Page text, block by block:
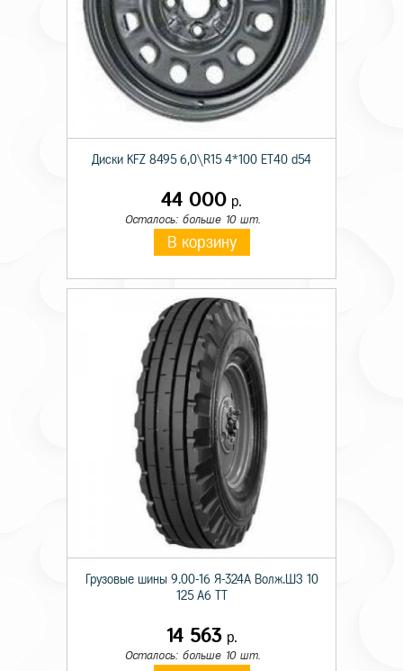
Диски KFZ 8495 6,0\R15 4*100 ET40 d54
44 000 р.
Осталось: больше 10 шт.
В корзину
Грузовые шины 9.00-16 Я-324А Волж.ШЗ 10
125 A6 TT
14 563р.
Осталось: больше 10 шт.